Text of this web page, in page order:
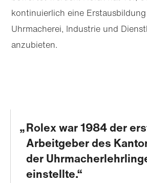
kontinuierlich eine
Uhrmacherei, Industrie und
anzubieten.
Rolex war 1984 der
Arbeitgeber des
der
einstellte.